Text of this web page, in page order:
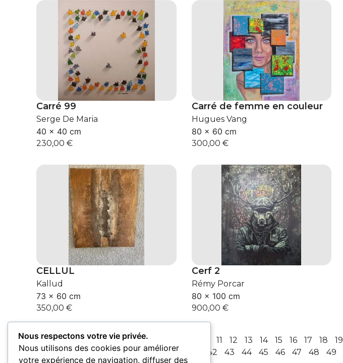
Carré 99
Serge De Maria
40 × 40 cm
230,00 €
Carré de femme en couleur
Hugues Vang
80 × 60 cm
300,00 €
CELLUL
Kallud
73 × 60 cm
350,00 €
Cerf 2
Rémy Porcar
80 × 100 cm
900,00 €
Précédent 1 2 3 4 5 11 12 13 14 15 16 17 18 19
37
38 39 40 42 43 44 45 46 47 48 49
Nous respectons votre vie privée.
Nous utilisons des cookies pour améliorer
votre expérience de navigation, diffuser des